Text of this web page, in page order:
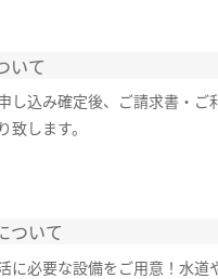
いて
し込み確定後、ご請求書・ご
致します。
ついて
に必要な設備をご用意！水道